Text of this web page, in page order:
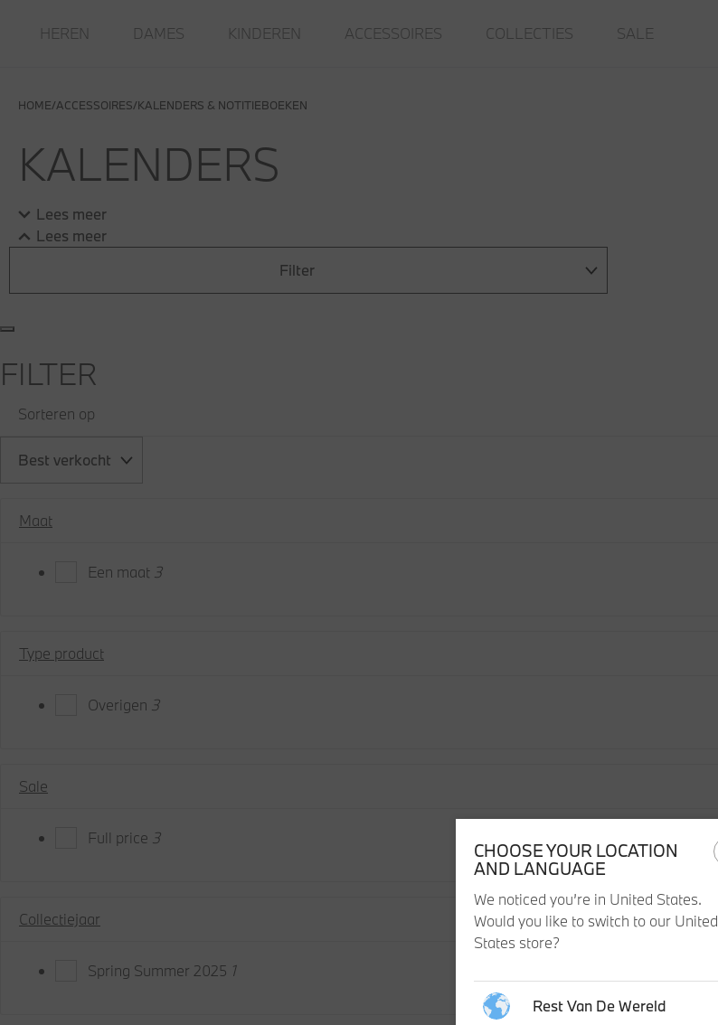
HEREN DAMES KINDEREN ACCESSOIRES COLLECTIES SALE
HOME ACCESSOIRES KALENDERS & NOTITIEBOEKEN
KALENDERS
Lees meer
Lees meer
Filter
FILTER
Sorteren op
Best verkocht
Maat
Een maat 3
Type product
Overigen 3
Sale
Full price 3
Collectiejaar
Spring Summer 2025 1
CHOOSE YOUR LOCATION
AND LANGUAGE
We noticed you’re in United States.
Would you like to switch to our United
States store?
Rest Van De Wereld